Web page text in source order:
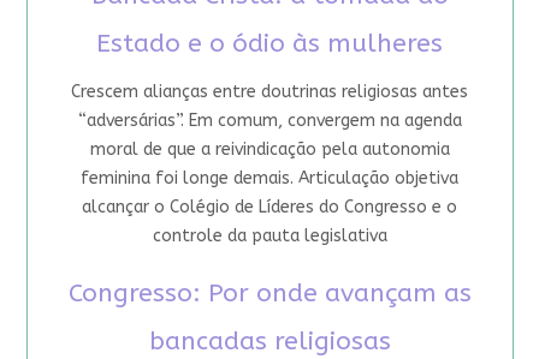
Estado e o ódio às mulheres
Crescem alianças entre doutrinas religiosas antes
“adversárias”. Em comum, convergem na agenda
moral de que a reivindicação pela autonomia
feminina foi longe demais. Articulação objetiva
alcançar o Colégio de Líderes do Congresso e o
controle da pauta legislativa
Congresso: Por onde avançam as
bancadas religiosas